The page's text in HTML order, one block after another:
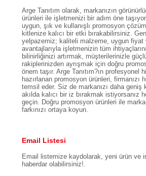
Arge Tanıtım olarak, markanızın
ürünleri ile işletmenizi bir adım öne
uygun, şık ve kullanışlı promosyon
kitlenize kalıcı bir etki bırakabilirsiniz.
yelpazemiz; kaliteli malzeme, uygun fiyat
avantajlarıyla işletmenizin tüm
bilinirliğinizi artırmak, müşterilerinizle
rakiplerinizden ayrışmak için doğru
önem taşır. Arge Tanıtım?ın profesyonel
hazırlanan promosyon ürünleri, firmanızı
temsil eder. Siz de markanızı daha geniş
akılda kalıcı bir iz bırakmak istiyorsanız
geçin. Doğru promosyon ürünleri ile
farkınızı ortaya koyun.
Email Listesi
Email listemize kaydolarak, yeni ürün ve
haberdar olabilirsiniz!.